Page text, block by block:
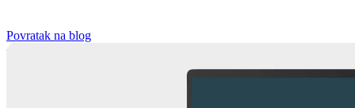
Povratak na blog